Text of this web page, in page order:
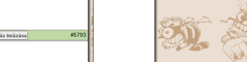
listázása #5793